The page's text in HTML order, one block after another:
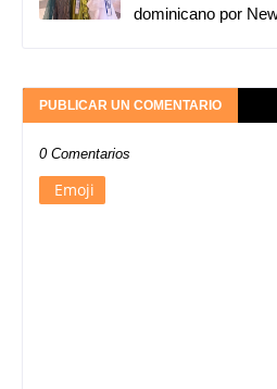
dominicano por
PUBLICAR UN COMENTARIO
0 Comentarios
Emoji